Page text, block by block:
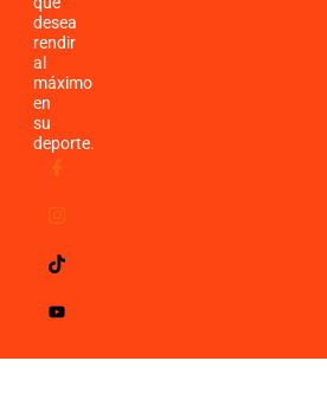
desea
rendir
al
máximo
en
su
deporte.